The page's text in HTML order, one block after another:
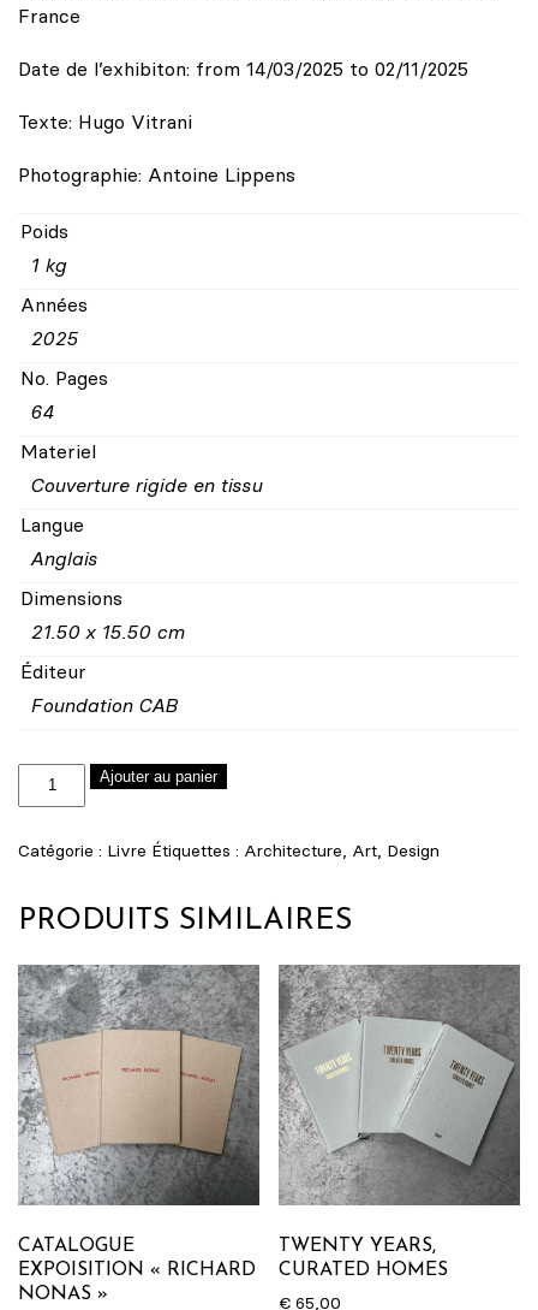
France
Date de l’exhibiton: from 14/03/2025 to 02/11/2025
Texte: Hugo Vitrani
Photographie: Antoine Lippens
Poids
1 kg
Années
2025
No. Pages
64
Materiel
Couverture rigide en tissu
Langue
Anglais
Dimensions
21.50 x 15.50 cm
Éditeur
Foundation CAB
quantité
de
exposition
Particulaires
surfaces,
dissemination)"
Ajouter au panier
Catégorie : Livre Étiquettes : Architecture, Art, Design
PRODUITS SIMILAIRES
CATALOGUE
EXPOISITION « RICHARD
NONAS »
TWENTY YEARS,
CURATED HOMES
€ 65,00